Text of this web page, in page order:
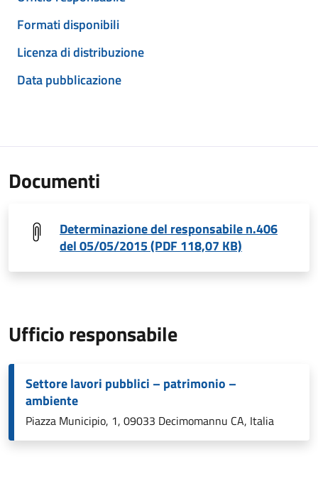
Formati disponibili
Licenza di distribuzione
Data pubblicazione
Documenti
Determinazione del responsabile n.406
del 05/05/2015 (PDF 118,07 KB)
Ufficio responsabile
Settore lavori pubblici – patrimonio –
ambiente
Piazza Municipio, 1, 09033 Decimomannu CA, Italia